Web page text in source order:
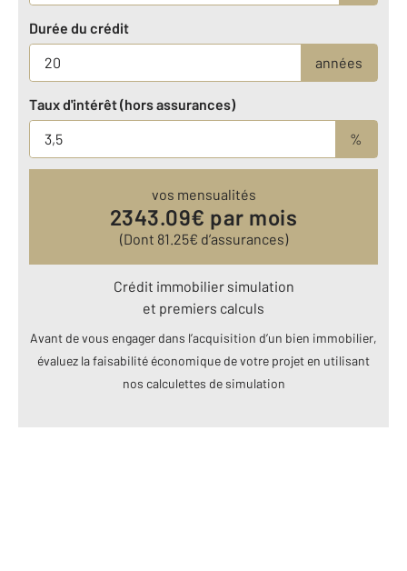
Durée du crédit
années
Taux d'intérêt (hors assurances)
%
vos mensualités
2343.09€ par mois
(Dont 81.25€ d’assurances)
Crédit immobilier simulation
et premiers calculs
Avant de vous engager dans l’acquisition d’un bien immobilier,
évaluez la faisabilité économique de votre projet en utilisant
nos calculettes de simulation